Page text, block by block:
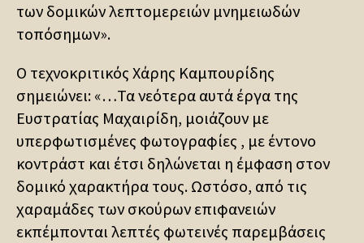
των δομικών λεπτομερειών μνημειωδών
τοπόσημων».
Ο τεχνοκριτικός Χάρης Καμπουρίδης
σημειώνει: «…Τα νεότερα αυτά έργα της
Ευστρατίας Μαχαιρίδη, μοιάζουν με
υπερφωτισμένες φωτογραφίες , με έντονο
κοντράστ και έτσι δηλώνεται η έμφαση στον
δομικό χαρακτήρα τους. Ωστόσο, από τις
χαραμάδες των σκούρων επιφανειών
εκπέμπονται λεπτές φωτεινές παρεμβάσεις